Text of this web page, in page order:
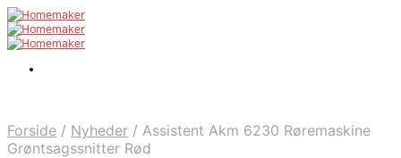
Forside / Nyheder / Assistent Akm 6230 Røremaskine
Grøntsagssnitter Rød